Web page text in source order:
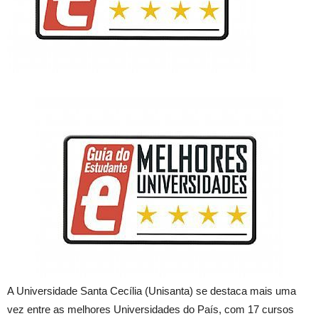
A Universidade Santa Cecília (Unisanta) se destaca mais uma
vez entre as melhores Universidades do País, com 17 cursos